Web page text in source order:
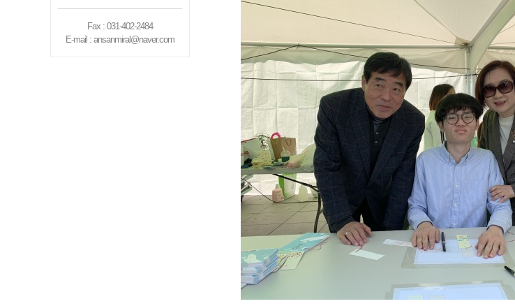
Fax : 031-402-2484
E-mail : ansanmiral@naver.com